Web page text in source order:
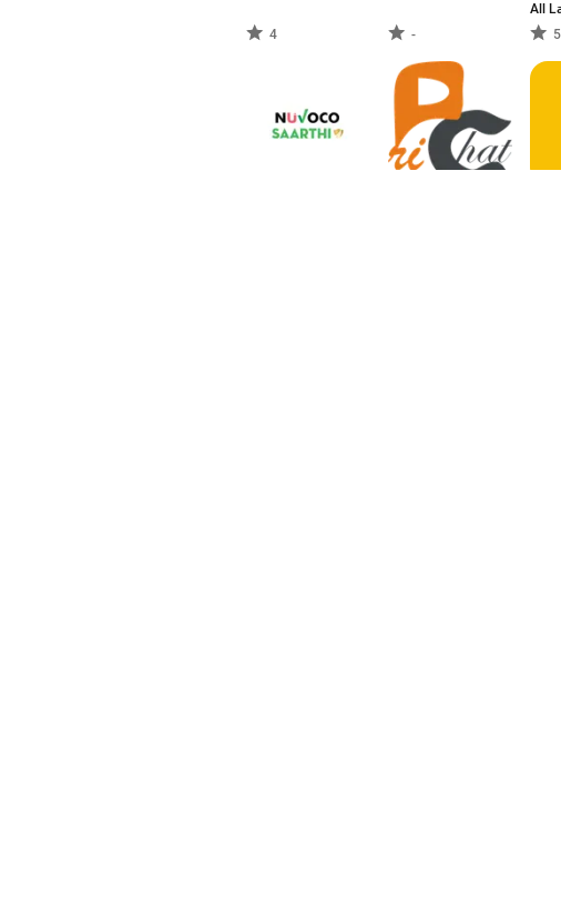
4 -
All
5